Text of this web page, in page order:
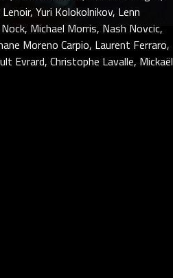
Yuri Kolokolnikov, Lenn
Michael Morris, Nash Novcic,
Moreno Carpio, Laurent Ferraro,
Evrard, Christophe Lavalle, Mickaël